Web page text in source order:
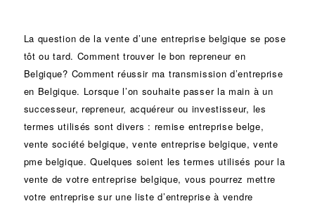
La question de la vente d’une entreprise belgique se pose
tôt ou tard. Comment trouver le bon repreneur en
Belgique? Comment réussir ma transmission d’entreprise
en Belgique. Lorsque l’on souhaite passer la main à un
successeur, repreneur, acquéreur ou investisseur, les
termes utilisés sont divers : remise entreprise belge,
vente société belgique, vente entreprise belgique, vente
pme belgique. Quelques soient les termes utilisés pour la
vente de votre entreprise belgique, vous pourrez mettre
votre entreprise sur une liste d’entreprise à vendre